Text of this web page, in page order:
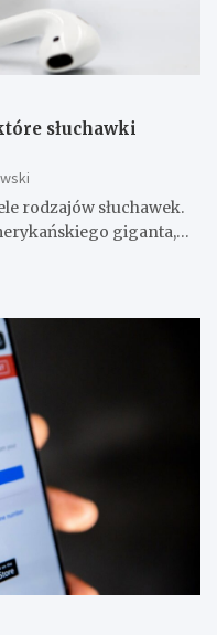
słuchawki
rodzajów słuchawek.
giganta,…